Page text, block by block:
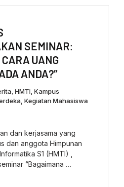
SEMINAR:
UANG
ANDA?”
,HMTI ,Kampus
,Kegiatan Mahasiswa
dan kerjasama yang
dan anggota Himpunan
S1 (HMTI) ,
“Bagaimana …